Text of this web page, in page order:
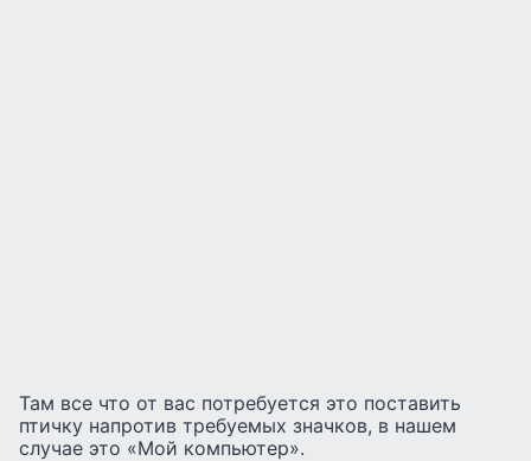
Там все что от вас потребуется это поставить
птичку напротив требуемых значков, в нашем
случае это «Мой компьютер».